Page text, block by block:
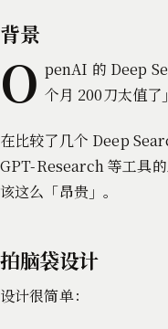
背景
O penAI 的 Deep
个月 200刀太值了
在比较了几个 Deep
GPT-Research 等工具
该这么「昂贵」。
拍脑袋设计
设计很简单：